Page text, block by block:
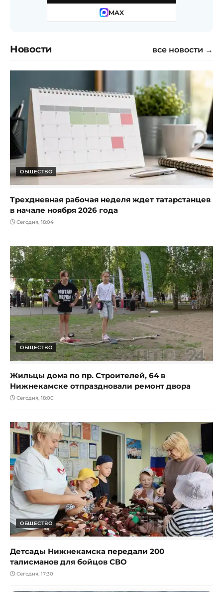
MAX
Новости все новости →
ОБЩЕСТВО
Трехдневная рабочая неделя ждет татарстанцев
в начале ноября 2026 года
Сегодня, 18:04
ОБЩЕСТВО
Жильцы дома по пр. Строителей, 64 в
Нижнекамске отпраздновали ремонт двора
Сегодня, 18:00
ОБЩЕСТВО
Детсады Нижнекамска передали 200
талисманов для бойцов СВО
Сегодня, 17:30